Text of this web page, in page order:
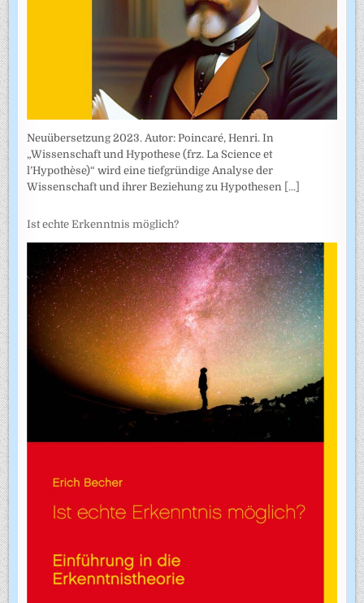
Neuübersetzung 2023. Autor: Poincaré, Henri. In
„Wissenschaft und Hypothese (frz. La Science et
l’Hypothèse)“ wird eine tiefgründige Analyse der
Wissenschaft und ihrer Beziehung zu Hypothesen [...]
Ist echte Erkenntnis möglich?